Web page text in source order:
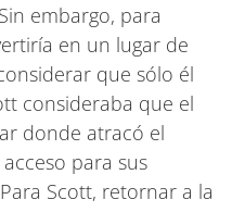
embargo, para
en un lugar de
que sólo él
consideraba que el
donde atracó el
para sus
Scott, retornar a la